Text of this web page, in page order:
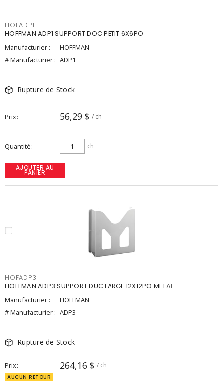
HOFADP1
HOFFMAN ADP1 SUPPORT DOC PETIT 6X6PO
Manufacturier :
HOFFMAN
# Manufacturier : ADP1
Rupture de Stock
Prix 56,29 $ / ch
Quantité ch
AJOUTER AU
PANIER
HOFADP3
HOFFMAN ADP3 SUPPORT DUC LARGE 12X12PO METAL
Manufacturier :
HOFFMAN
# Manufacturier : ADP3
Rupture de Stock
Prix 264,16 $ / ch
AUCUN RETOUR